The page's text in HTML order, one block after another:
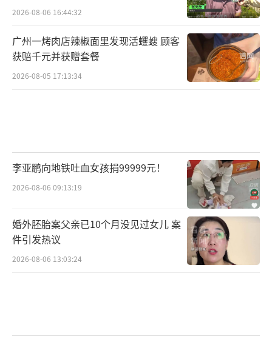
2026-08-06 16:44:32
广州一烤肉店辣椒面里发现活蠼螋 顾客
获赔千元并获赠套餐
2026-08-05 17:13:34
李亚鹏向地铁吐血女孩捐99999元！
2026-08-06 09:13:19
婚外胚胎案父亲已10个月没见过女儿 案
件引发热议
2026-08-06 13:03:24